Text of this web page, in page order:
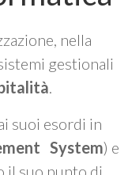
nella
gestionali
suoi esordi in
System) e
il suo punto di